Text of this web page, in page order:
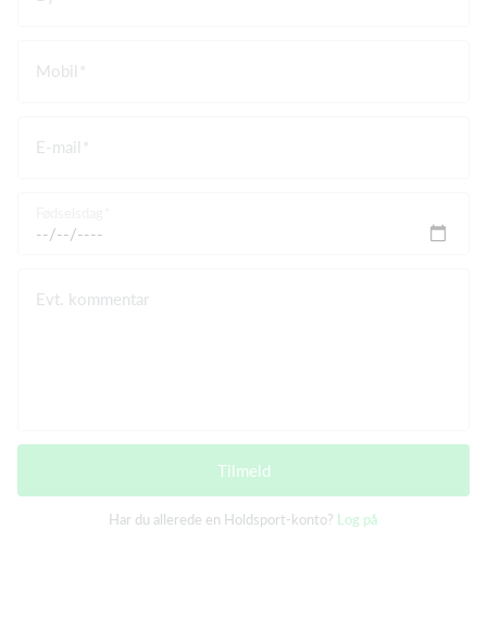
Mobil
E-mail
Evt. kommentar
Tilmeld
Har du allerede en Holdsport-konto? Log på